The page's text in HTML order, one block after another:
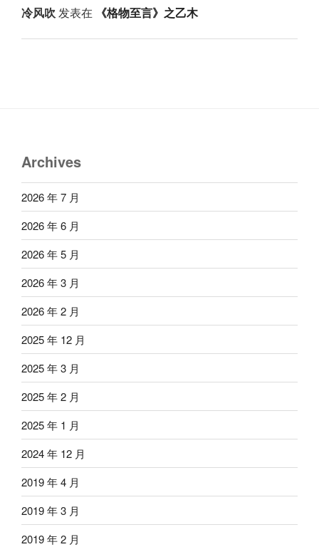
冷风吹 发表在 《格物至言》之乙木
Archives
2026 年 7 月
2026 年 6 月
2026 年 5 月
2026 年 3 月
2026 年 2 月
2025 年 12 月
2025 年 3 月
2025 年 2 月
2025 年 1 月
2024 年 12 月
2019 年 4 月
2019 年 3 月
2019 年 2 月